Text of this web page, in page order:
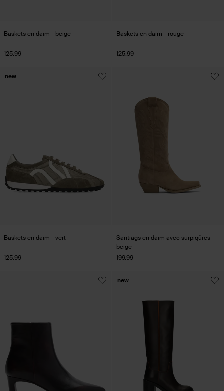
Baskets en daim - beige
125.99
Baskets en daim - rouge
125.99
Baskets en daim - vert
125.99
new
Santiags en daim avec surpiqûres -
beige
199.99
new